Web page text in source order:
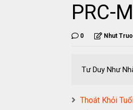
PRC-
0 Nhut
Tư Duy Như
Thoát Khỏi